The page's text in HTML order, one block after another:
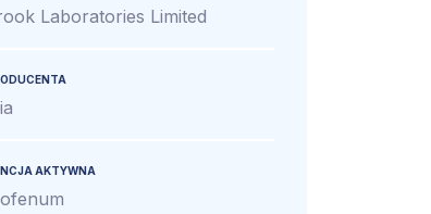
Laboratories Limited
AKTYWNA